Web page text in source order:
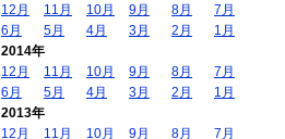
12月
11月 10月 9月 8月
7月
6月
5月 4月 3月 2月
1月
2014年
12月
11月 10月 9月 8月
7月
6月
5月 4月 3月 2月
1月
2013年
12月
11月 10月 9月 8月 7月